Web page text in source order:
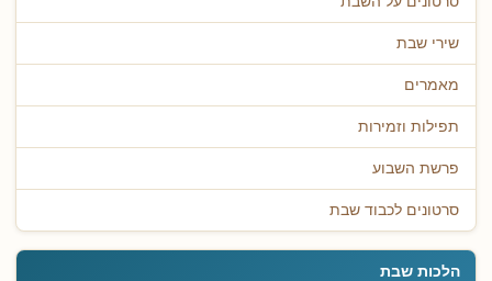
שירי שבת
מאמרים
תפילות וזמירות
פרשת השבוע
סרטונים לכבוד שבת
הלכות שבת